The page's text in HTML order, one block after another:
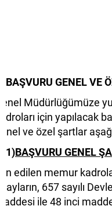
BAŞVURU GENEL VE
Müdürlüğümüze
için yapılacak
ve özel şartlar
1)BAŞVURU GENEL
edilen memur
657 sayılı
ile 48 inci